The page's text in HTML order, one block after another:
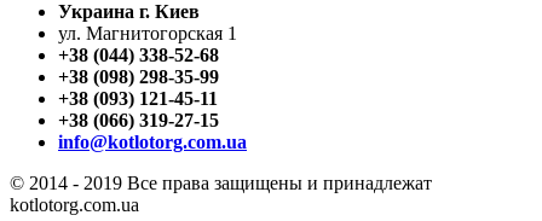
Украина г. Киев
ул. Магнитогорская 1
+38 (044) 338-52-68
+38 (098) 298-35-99
+38 (093) 121-45-11
+38 (066) 319-27-15
info@kotlotorg.com.ua
© 2014 - 2019 Все права защищены и принадлежат
kotlotorg.com.ua